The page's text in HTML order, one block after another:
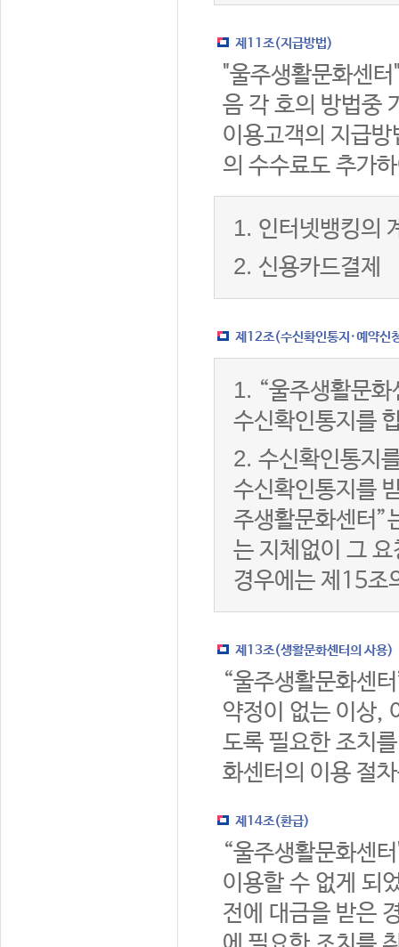
제11조(지급방법)
"울주생활문화센
음 각 호의 방법중
이용고객의 지급
의 수수료도 추가
1. 인터넷뱅킹의
2. 신용카드결제
제12조(수신확인통지·예약신
1. “울주생활문
수신확인통지를
2. 수신확인통지
수신확인통지를
주생활문화센터”
는 지체없이 그
경우에는 제15조
제13조(생활문화센터의 사용)
“울주생활문화센
약정이 없는 이상,
도록 필요한 조치
화센터의 이용 절
제14조(환급)
“울주생활문화센
이용할 수 없게 되
전에 대금을 받은